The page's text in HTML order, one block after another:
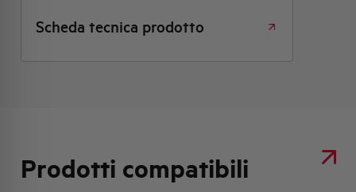
Scheda tecnica prodotto
Prodotti compatibili